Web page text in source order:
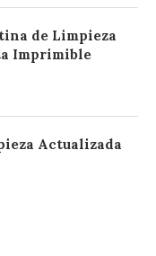
de Limpieza
Imprimible
Actualizada